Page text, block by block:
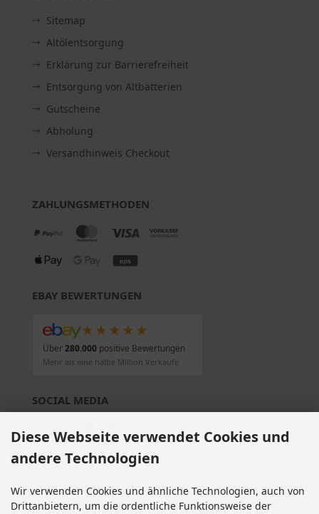
Sitemap
Altölentsorgung
Erklärung zur Barrierefreiheit
Entsorgung von Altbatterien
Gutscheine
Abholung
Versandhinweis Checkout
ZAHLUNGSMETHODEN
EBAY BEWERTUNGEN
★★★★★
Über280.000positive Bewertungen
Mehr als eine halbe Million Verkäufe
SOCIAL MEDIA
entsprechen dem bisherigen Preis bei Motorradteile & Motorrad Ersatzteile.
Motorradteile & Motorrad Ersatzteile © 2026 | Template © 2009-2026 by modified
Diese Webseite verwendet Cookies und
andere Technologien
Wir verwenden Cookies und ähnliche Technologien, auch von
Drittanbietern, um die ordentliche Funktionsweise der